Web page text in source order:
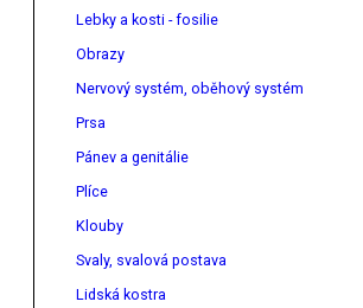
Lebky a kosti - fosilie
Obrazy
Nervový systém, oběhový systém
Prsa
Pánev a genitálie
Plíce
Klouby
Svaly, svalová postava
Lidská kostra